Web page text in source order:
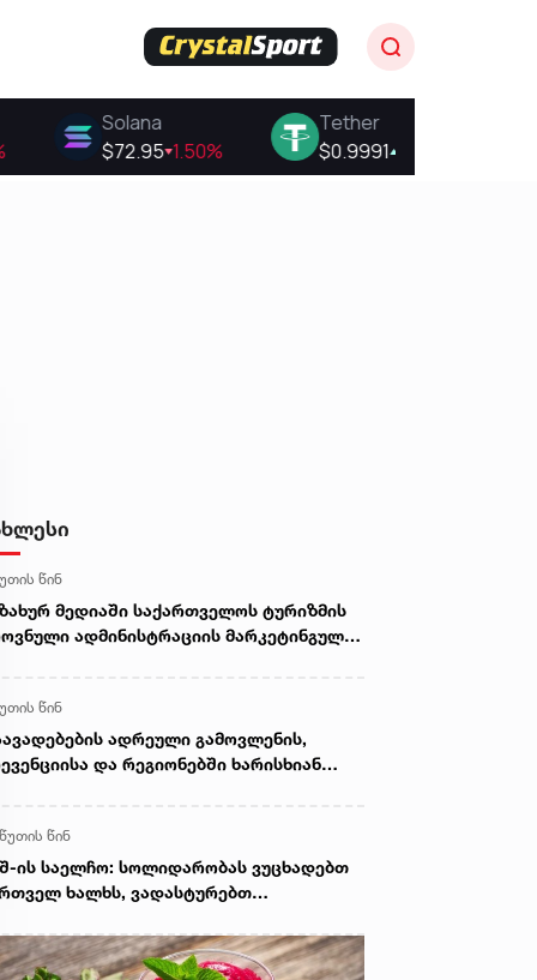
წინ
მედიაში საქართველოს ტურიზმის
ადმინისტრაციის მარკეტინგული
წინ
ადრეული გამოვლენის,
და რეგიონებში ხარისხიან
სამედიცინო
გაიმართა
წინ
ის საელჩო: სოლიდარობას ვუცხადებთ
ხალხს, ვადასტურებთ
მიმართ, ხაზს ვუსვამთ
მშვიდობიანი გადაჭრის